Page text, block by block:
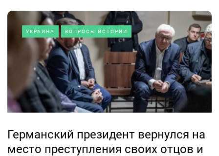
УКРАИНА ВОПРОСЫ ИСТОРИИ
Германский президент вернулся на
место преступления своих отцов и